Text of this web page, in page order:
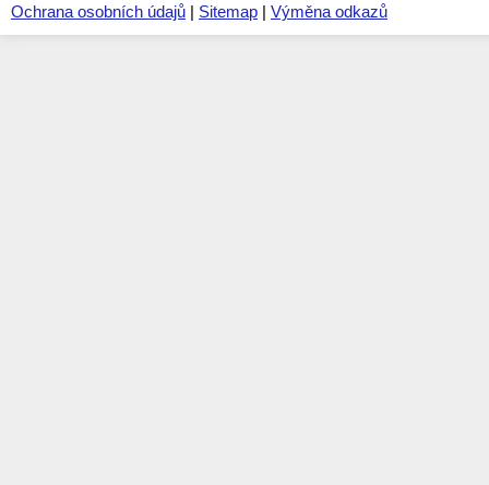
Ochrana osobních údajů | Sitemap | Výměna odkazů